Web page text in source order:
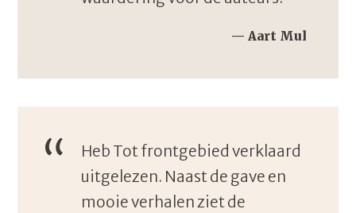
Aart Mul
Heb Tot frontgebied verklaard
uitgelezen. Naast de gave en
mooie verhalen ziet de